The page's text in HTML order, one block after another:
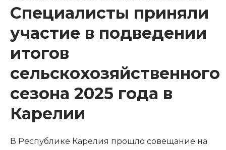
Специалисты приняли
участие в подведении
итогов
сельскохозяйственного
сезона 2025 года в
Карелии
В Республике Карелия прошло совещание на